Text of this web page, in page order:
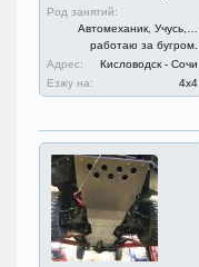
Род занятий:
Автомеханик, Учусь,…
работаю за бугром.
Адрес:
Кисловодск - Сочи
Езжу на:
4х4